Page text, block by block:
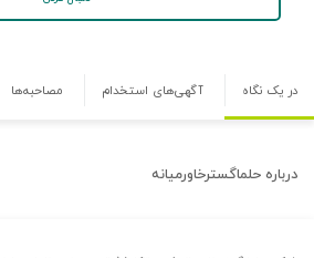
در یک نگاه آگهی‌های استخدام مصاحبه‌ها
درباره حلماگسترخاورمیانه